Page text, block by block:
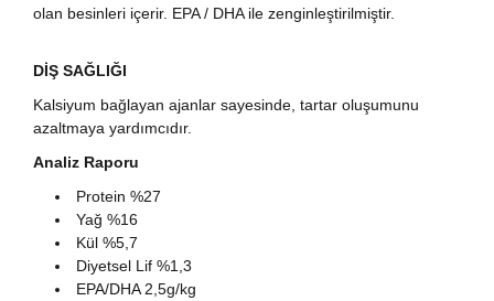
olan besinleri içerir. EPA / DHA ile zenginleştirilmiştir.
DİŞ SAĞLIĞI
Kalsiyum bağlayan ajanlar sayesinde, tartar oluşumunu
azaltmaya yardımcıdır.
Analiz Raporu
Protein %27
Yağ %16
Kül %5,7
Diyetsel Lif %1,3
EPA/DHA 2,5g/kg